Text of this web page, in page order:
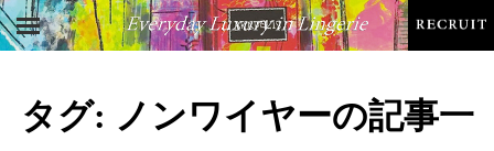
タグ: ノンワイヤーの記事一